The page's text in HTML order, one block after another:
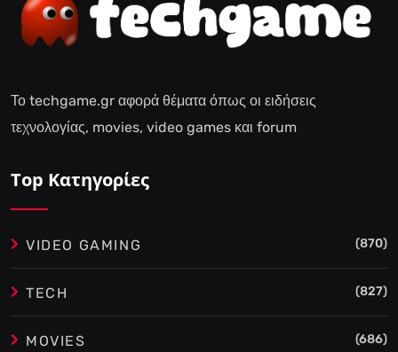
Το techgame.gr αφορά θέματα όπως οι ειδήσεις
τεχνολογίας, movies, video games και forum
Top Κατηγορίες
VIDEO GAMING (870)
TECH (827)
MOVIES (686)